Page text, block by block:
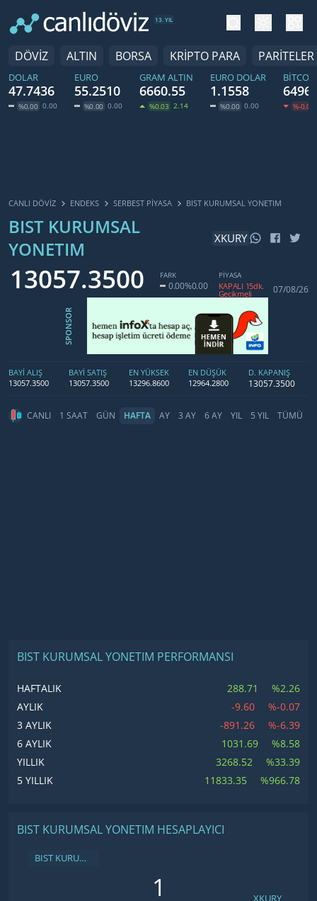
13. YIL
DÖVİZ ALTIN BORSA KRİPTO PARA PARİTELER
DOLAR
47.7436
%0.00 0.00
EURO
55.2510
%0.00 0.00
GRAM ALTIN
6660.55
%0.03 2.14
EURO DOLAR
1.1558
%0.00 0.00 %-0.05
CANLI DÖVİZ ENDEKS SERBEST PIYASA BIST KURUMSAL YONETIM
BIST KURUMSAL
YONETIM
XKURY
13057.3500 FARK
0.00%0.00
PİYASA
KAPALI 15dk.
Gecikmeli 07/08/26
SPONSOR
BAYİ ALIŞ
13057.3500
BAYİ SATIŞ
13057.3500
EN YÜKSEK
13296.8600
EN DÜŞÜK
12964.2800
D. KAPANIŞ
13057.3500
CANLI 1 SAAT GÜN HAFTA AY 3 AY 6 AY YIL 5 YIL TÜMÜ
BIST KURUMSAL YONETIM PERFORMANSI
HAFTALIK 288.71
%2.26
AYLIK
-9.60
%-0.07
3 AYLIK
-891.26
%-6.39
6 AYLIK
1031.69
%8.58
YILLIK
3268.52
%33.39
5 YILLIK
11833.35 %966.78
BIST KURUMSAL YONETIM HESAPLAYICI
BIST KURUMSAL YONETIM
XKURY